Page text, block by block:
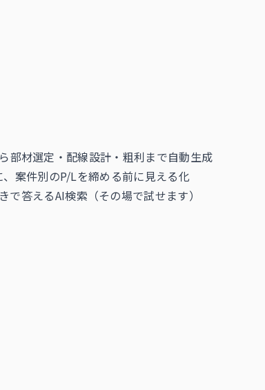
部材選定・配線設計・粗利まで自動生成
案件別のP/Lを締める前に見える化
答えるAI検索（その場で試せます）